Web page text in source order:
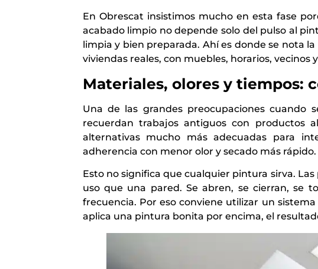
En Obrescat insistimos mucho en esta fase
acabado limpio no depende solo del pulso al
limpia y bien preparada. Ahí es donde se nota
viviendas reales, con muebles, horarios, vecinos
Materiales, olores y tiempos:
Una de las grandes preocupaciones cuando
recuerdan trabajos antiguos con productos
alternativas mucho más adecuadas para
adherencia con menor olor y secado más rápido.
Esto no significa que cualquier pintura sirva.
uso que una pared. Se abren, se cierran, se
frecuencia. Por eso conviene utilizar un
aplica una pintura bonita por encima, el